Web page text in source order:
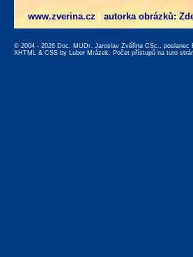
www.zverina.cz autorka obrázků:
© 2004 - 2026 Doc. MUDr. Jaroslav Zvěřina CSc., poslanec
XHTML & CSS by Lubor Mrázek. Počet přístupů na tuto